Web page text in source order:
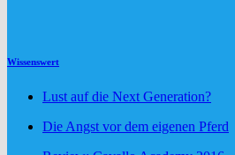
Wissenswert
Lust auf die Next Generation?
Die Angst vor dem eigenen Pferd